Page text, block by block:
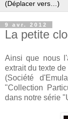
9 avr. 2012
La petite
Ainsi que nous
extrait du texte
(Société
"Collection
dans notre série